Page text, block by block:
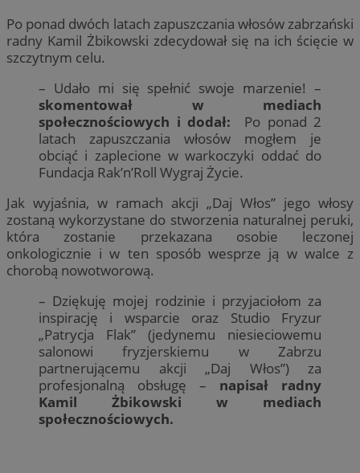
Po ponad dwóch latach zapuszczania włosów zabrzański
radny Kamil Żbikowski zdecydował się na ich ścięcie w
szczytnym celu.
– Udało mi się spełnić swoje marzenie! –
skomentował w mediach
społecznościowych i dodał: Po ponad 2
latach zapuszczania włosów mogłem je
obciąć i zaplecione w warkoczyki oddać do
Fundacja Rak’n’Roll Wygraj Życie.
Jak wyjaśnia, w ramach akcji „Daj Włos” jego włosy
zostaną wykorzystane do stworzenia naturalnej peruki,
która zostanie przekazana osobie leczonej
onkologicznie i w ten sposób wesprze ją w walce z
chorobą nowotworową.
– Dziękuję mojej rodzinie i przyjaciołom za
inspirację i wsparcie oraz Studio Fryzur
„Patrycja Flak” (jedynemu niesieciowemu
salonowi fryzjerskiemu w Zabrzu
partnerującemu akcji „Daj Włos”) za
profesjonalną obsługę – napisał radny
Kamil Żbikowski w mediach
społecznościowych.